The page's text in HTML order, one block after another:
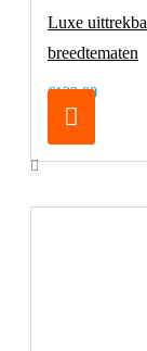
Luxe
breedtematen
€129,00